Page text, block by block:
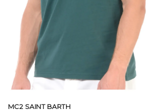
MC2 SAINT BARTH